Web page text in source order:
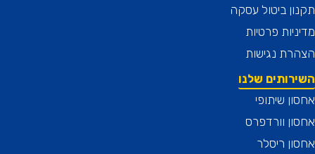
ביטול עסקה
פרטיות
נגישות
שלנו
שיתופי
וורדפרס
ריסלר